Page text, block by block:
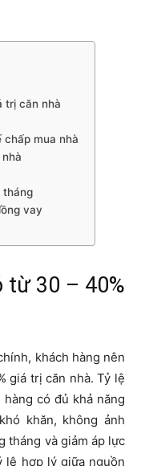
trị căn nhà
chấp mua nhà
tháng
vay
từ 30 – 40%
khách hàng nên
giá trị căn nhà. Tỷ lệ
có đủ khả năng
khăn, không ảnh
tháng và giảm áp lực
lệ hợp lý giữa nguồn